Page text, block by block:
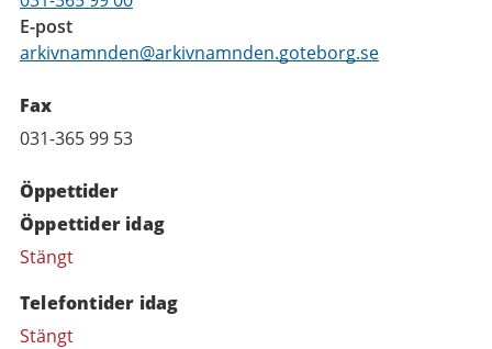
E-post
arkivnamnden@arkivnamnden.goteborg.se
Fax
031-365 99 53
Öppettider
Öppettider idag
Stängt
Telefontider idag
Stängt